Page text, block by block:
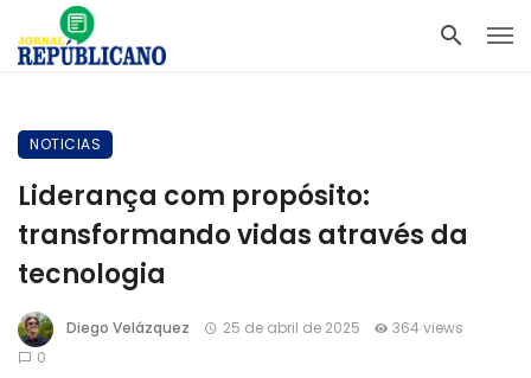
NOTICIAS
Liderança com propósito:
transformando vidas através da
tecnologia
Diego Velázquez 25 de abril de 2025
364 views
0